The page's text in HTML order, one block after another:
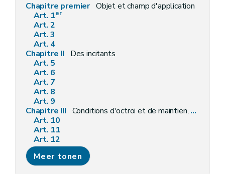
Chapitre premier Objet et champ d'application
Art. 1er
Art. 2
Art. 3
Art. 4
Chapitre II
Des incitants
Art. 5
Art. 6
Art. 7
Art. 8
Art. 9
Chapitre III Conditions d'octroi et de maintien, procédures de demande et d'octroi, modalités de liquidation, de contrôle et sanctions
Art. 10
Art. 11
Art. 12
Art. 13
Art. 14
Art. 15
Meer tonen